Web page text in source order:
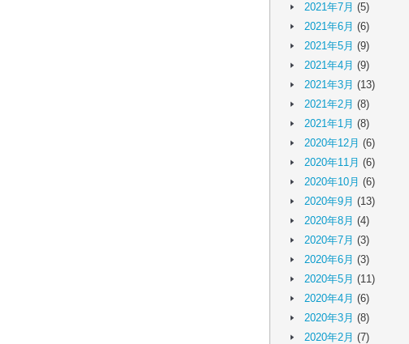
2021年7月 (5)
2021年6月 (6)
2021年5月 (9)
2021年4月 (9)
2021年3月 (13)
2021年2月 (8)
2021年1月 (8)
2020年12月 (6)
2020年11月 (6)
2020年10月 (6)
2020年9月 (13)
2020年8月 (4)
2020年7月 (3)
2020年6月 (3)
2020年5月 (11)
2020年4月 (6)
2020年3月 (8)
2020年2月 (7)